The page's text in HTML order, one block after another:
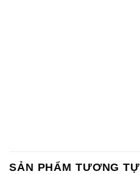
SẢN PHẨM TƯƠNG TỰ